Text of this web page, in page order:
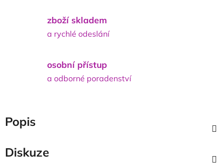
zboží skladem
a rychlé odeslání
osobní přístup
a odborné poradenství
Popis
Diskuze